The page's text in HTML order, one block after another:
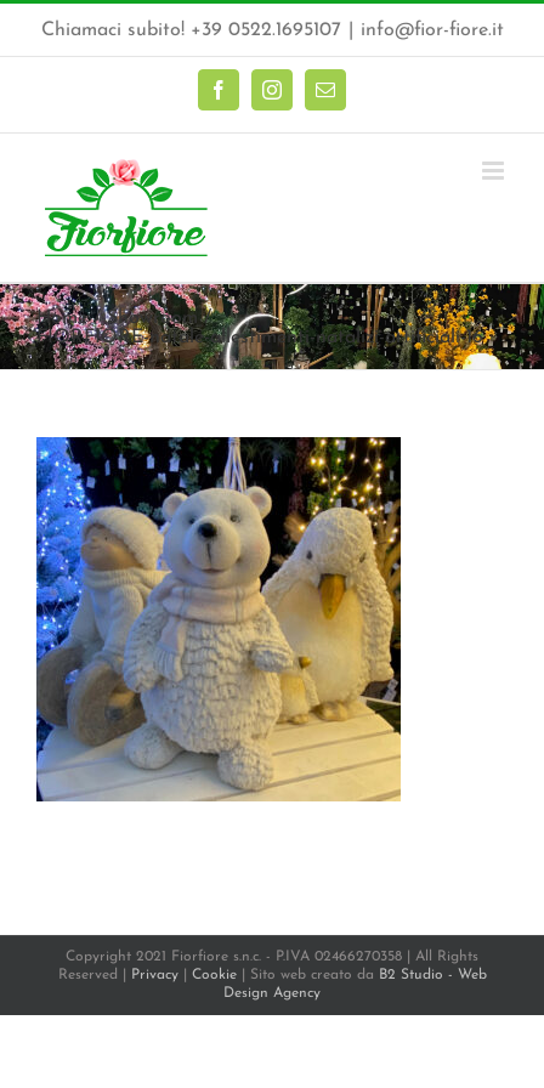
contenuto
Chiamaci subito! +39 0522.1695107 info@fior-fiore.it
FacebookInstagramEmail
Home
Showroom
FIORFIORE-natale-allestimenti-natalizi-artificiali-16
Copyright 2021 Fiorfiore s.n.c. - P.IVA 02466270358 | All Rights
Reserved |
Privacy| Cookie| Sito web creato da B2 Studio - Web
Design Agency